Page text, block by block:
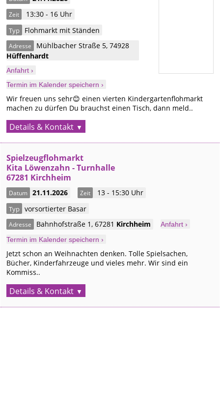
Zeit 13:30 - 16 Uhr
Typ Flohmarkt mit Ständen
Adresse Mühlbacher Straße 5,74928
Hüffenhardt
Anfahrt ›
Termin im Kalender speichern ›
Wir freuen uns sehr😊 einen vierten Kindergartenflohmarkt
machen zu dürfen Du brauchst einen Tisch, dann meld..
Details & Kontakt
Spielzeugflohmarkt
Kita Löwenzahn - Turnhalle
67281 Kirchheim
Datum 21.11.2026 Zeit 13 - 15:30 Uhr
Typ vorsortierter Basar
Adresse Bahnhofstraße 1,67281 Kirchheim
Anfahrt ›
Termin im Kalender speichern ›
Jetzt schon an Weihnachten denken. Tolle Spielsachen,
Bücher, Kinderfahrzeuge und vieles mehr. Wir sind ein
Kommiss..
Details & Kontakt